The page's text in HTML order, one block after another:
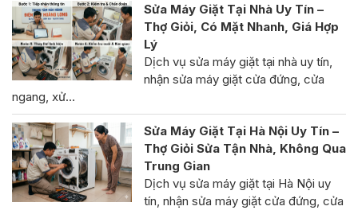
Sửa Máy Giặt Tại Nhà Uy Tín –
Thợ Giỏi, Có Mặt Nhanh, Giá Hợp
Lý
Dịch vụ sửa máy giặt tại nhà uy tín,
nhận sửa máy giặt cửa đứng, cửa
ngang, xử…
Sửa Máy Giặt Tại Hà Nội Uy Tín –
Thợ Giỏi Sửa Tận Nhà, Không Qua
Trung Gian
Dịch vụ sửa máy giặt tại Hà Nội uy
tín, nhận sửa máy giặt cửa đứng, cửa